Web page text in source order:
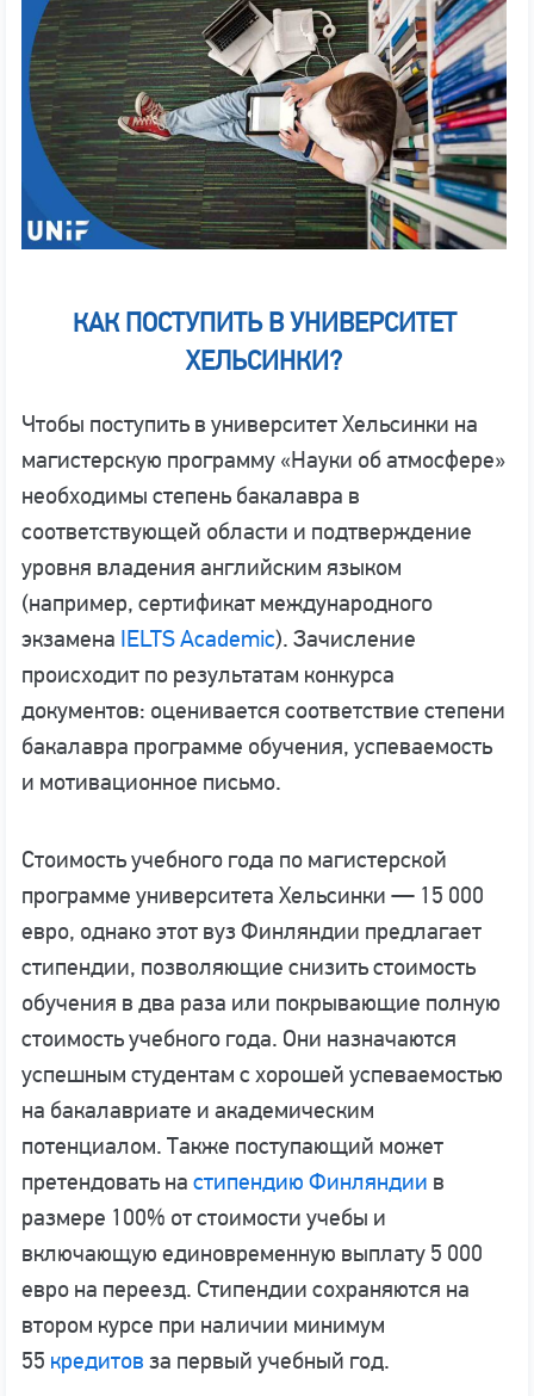
КАК ПОСТУПИТЬ В УНИВЕРСИТЕТ
ХЕЛЬСИНКИ?
Чтобы поступить в университет Хельсинки на
магистерскую программу «Науки об атмосфере»
необходимы степень бакалавра в
соответствующей области и подтверждение
уровня владения английским языком
(например, сертификат международного
экзамена IELTS Academic). Зачисление
происходит по результатам конкурса
документов: оценивается соответствие степени
бакалавра программе обучения, успеваемость
и мотивационное письмо.
Стоимость учебного года по магистерской
программе университета Хельсинки — 15 000
евро, однако этот вуз Финляндии предлагает
стипендии, позволяющие снизить стоимость
обучения в два раза или покрывающие полную
стоимость учебного года. Они назначаются
успешным студентам с хорошей успеваемостью
на бакалавриате и академическим
потенциалом. Также поступающий может
претендовать на стипендию Финляндии в
размере 100% от стоимости учебы и
включающую единовременную выплату 5 000
евро на переезд. Стипендии сохраняются на
втором курсе при наличии минимум
55 кредитов за первый учебный год.